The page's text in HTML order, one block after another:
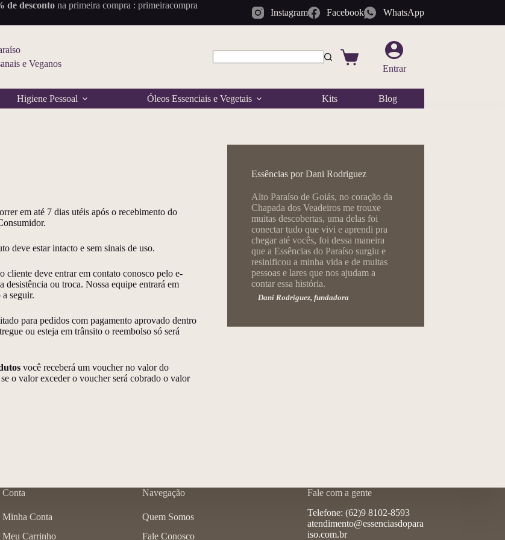
dedesconto na primeira compra : primeiracompra
Instagram Facebook WhatsApp
e Veganos
Carrinho
Entrar
Higiene Pessoal Óleos Essenciais e Vegetais Kits Blog
em até 7 dias utéis após o recebimento do
deve estar intacto e sem sinais de uso.
cliente deve entrar em contato conosco pelo e-
ou troca. Nossa equipe entrará em
seguir.
para pedidos com pagamento aprovado dentro
ou esteja em trânsito o reembolso só será
você receberá um voucher no valor do
o valor exceder o voucher será cobrado o valor
Essências por Dani Rodriguez
Alto Paraíso de Goiás, no coração da
Chapada dos Veadeiros me trouxe
muitas descobertas, uma delas foi
conectar tudo que vivi e aprendi pra
chegar até vocês, foi dessa maneira
que a Essências do Paraíso surgiu e
resinificou a minha vida e de muitas
pessoas e lares que nos ajudam a
contar essa história.
Dani Rodriguez, fundadora
Conta
Minha Conta
Meu Carrinho
Navegação
Quem Somos
Fale Conosco
Fale com a gente
Telefone: (62)9 8102-8593
atendimento@essenciasdopara
iso.com.br